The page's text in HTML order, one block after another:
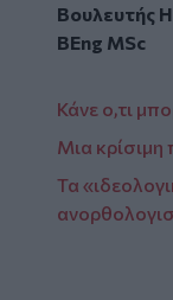
Βουλευτής
BEng MSc
Κάνε ο,τι
Μια
Τα